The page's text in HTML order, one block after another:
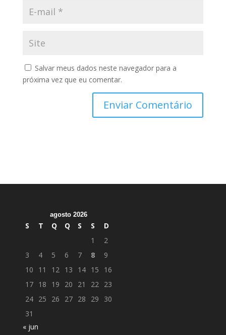
Salvar meus dados neste navegador para a
próxima vez que eu comentar.
agosto 2026
S T Q Q S S
D
1
2
3
4 5 6 7 8
9
10
11 12 13 14 15
16
17 18 19 20 21 22 23
24 25 26 27 28 29
30
31
« jun